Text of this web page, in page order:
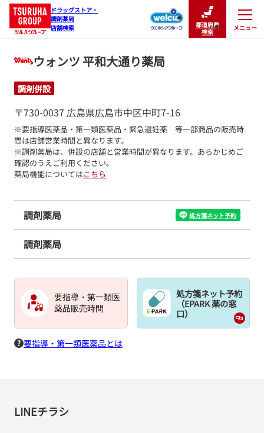
ドラッグストア・
調剤薬局
店舗検索
都道府県
検索
メニュー
閉じる
ウォンツ 平和大通り薬局
調剤併設
〒730-0037 広島県広島市中区中町7-16
※要指導医薬品・第一類医薬品・緊急避妊薬　等一部商品の販売時
間は店舗営業時間と異なります。
※調剤薬局は、併設の店舗と営業時間が異なります。あらかじめご
確認のうえご利用ください。
薬局機能についてはこちら
調剤薬局 処方箋ネット予約
調剤薬局
要指導・第一類医
薬品販売時間
処方箋ネット予約
（EPARK 薬の窓
口）
要指導・第一類医薬品とは
LINEチラシ